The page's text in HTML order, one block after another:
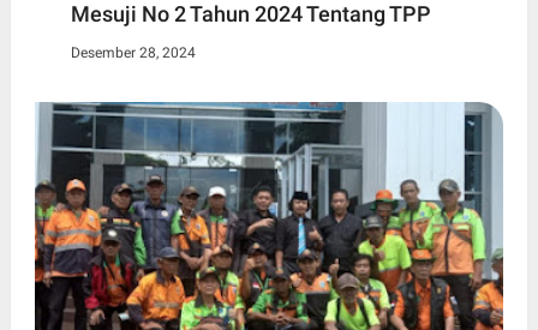
Mesuji No 2 Tahun 2024 Tentang TPP
Desember 28, 2024